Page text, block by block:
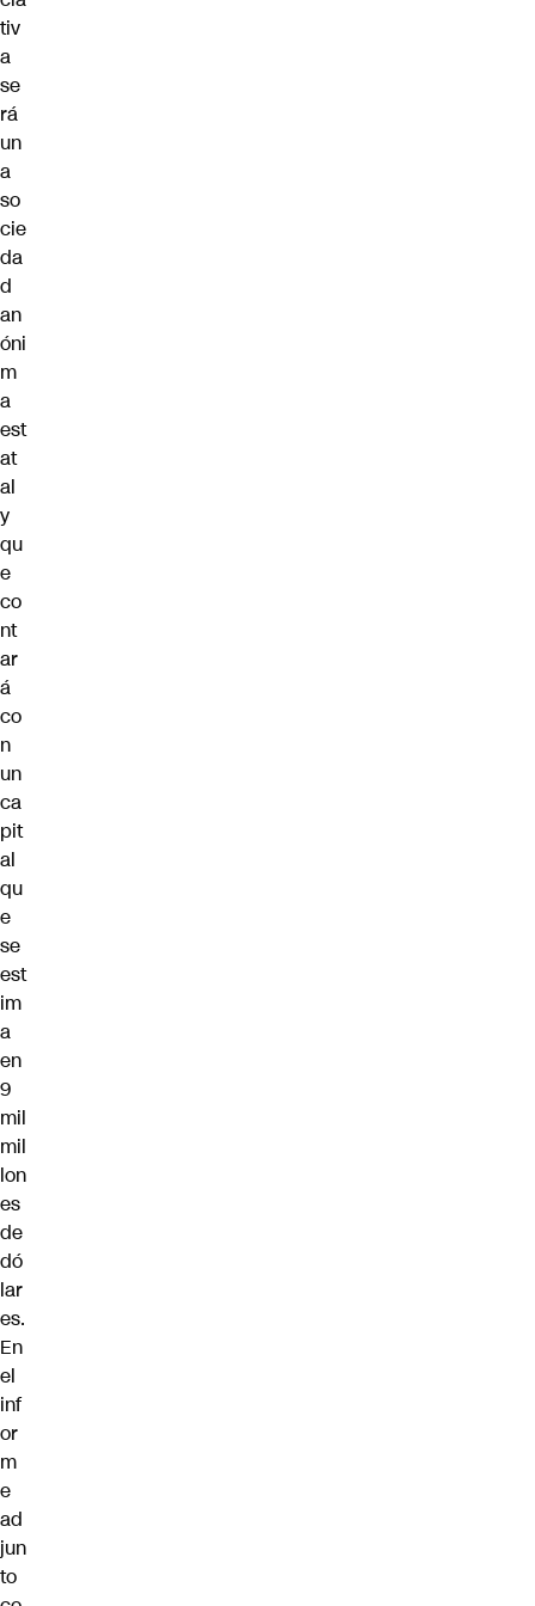
tiv
a
se
rá
un
a
so
cie
da
d
an
óni
m
a
est
at
al
y
qu
e
co
nt
ar
á
co
n
un
ca
pit
al
qu
e
se
est
im
a
en
9
mil
mil
lon
es
de
dó
lar
es.
En
el
inf
or
m
e
ad
jun
to